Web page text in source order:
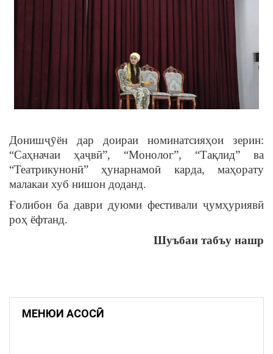
Донишҷӯён дар доираи номинатсияҳои зерин:
“Саҳначаи ҳаҷвӣ”, “Монолог”, “Тақлид” ва
“Театрикунонӣ” ҳунарнамоӣ карда, маҳорату
малакаи хуб нишон доданд.
Ғолибон ба даври дуюми фестивали ҷумҳуриявӣ
роҳ ёфтанд.
Шуъбаи табъу нашр
МЕНЮИ АСОСӢ